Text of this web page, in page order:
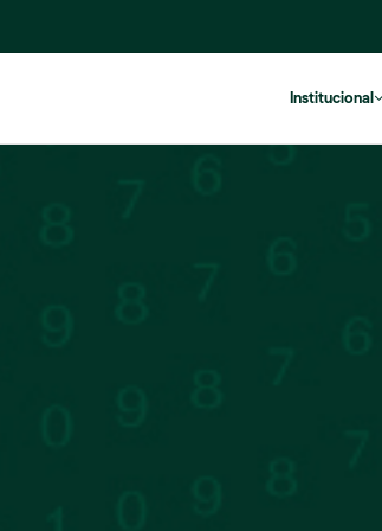
Institucional